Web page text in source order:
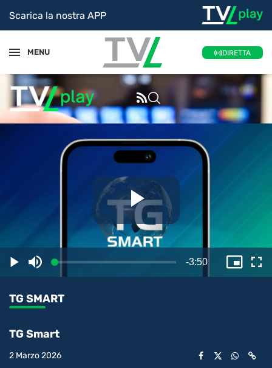
Scarica la nostra APP
MENU DIRETTA
il
PlayDisattiva
l’audio
Caricato:
1.70%
Tempo
-3:50
in-
TG SMART
TG Smart
2 Marzo 2026